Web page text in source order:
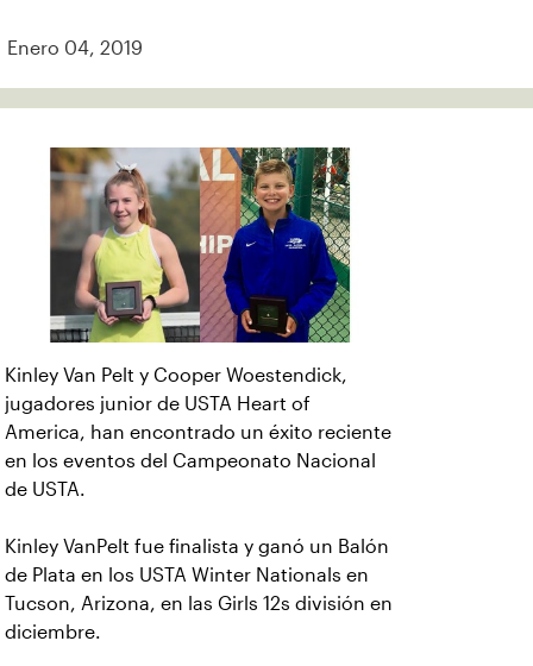
Enero 04, 2019
Kinley Van Pelt y Cooper Woestendick,
jugadores junior de USTA Heart of
America, han encontrado un éxito reciente
en los eventos del Campeonato Nacional
de USTA.
Kinley VanPelt fue finalista y ganó un Balón
de Plata en los USTA Winter Nationals en
Tucson, Arizona, en las Girls 12s división en
diciembre.